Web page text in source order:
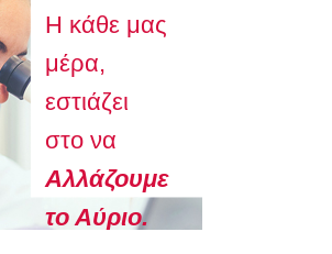
Η κάθε μας
μέρα,
εστιάζει
στο να
Aλλάζουμε
το Αύριο.